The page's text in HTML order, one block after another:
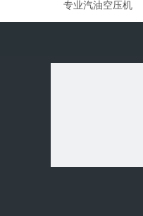
专业汽油空压机